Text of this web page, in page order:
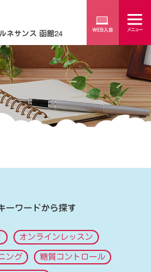
ネサンス 函館24
ーワードから探す
オンラインレッスン
ング 糖質コントロール